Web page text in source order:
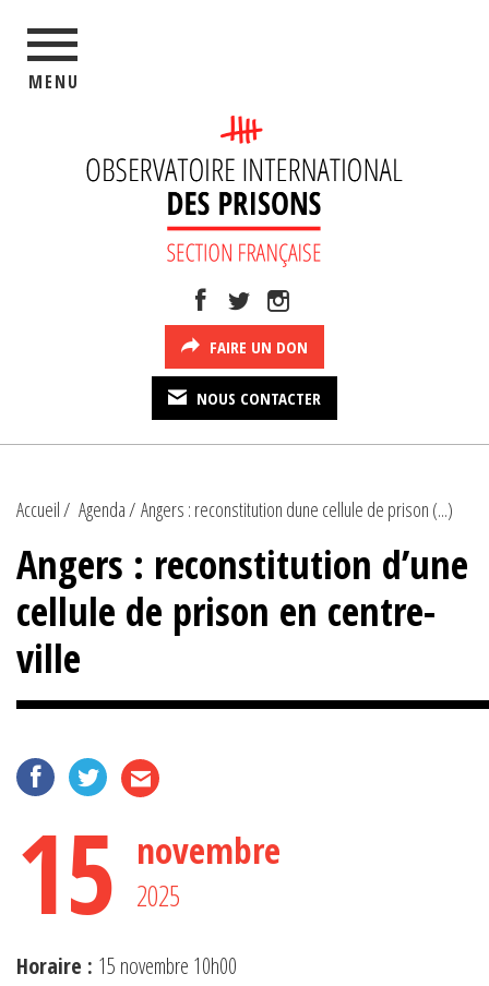
MENU
FAIRE UN DON
NOUS CONTACTER
Accueil Agenda Angers : reconstitution dune cellule de prison (...)
Angers : reconstitution d’une
cellule de prison en centre-
ville
15 novembre
2025
Horaire : 15 novembre 10h00